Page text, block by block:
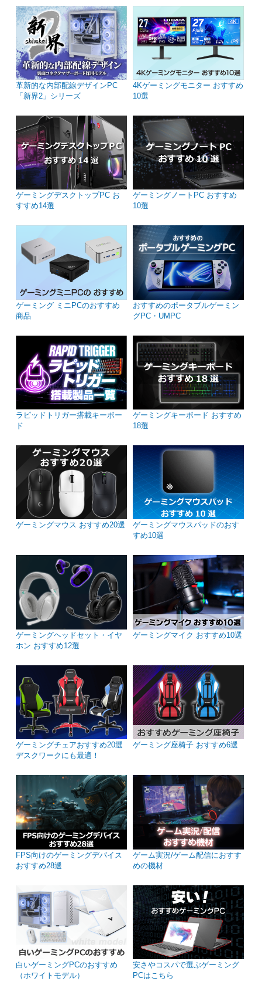
革新的な内部配線デザインPC
「新界2」シリーズ
4Kゲーミングモニター おすすめ
10選
ゲーミングデスクトップPC お
すすめ14選
ゲーミングノートPC おすすめ
10選
ゲーミング ミニPCのおすすめ
商品
おすすめのポータブルゲーミン
グPC・UMPC
ラピッドトリガー搭載キーボー
ド
ゲーミングキーボード おすすめ
18選
ゲーミングマウス おすすめ20選
ゲーミングマウスパッドのおす
すめ10選
ゲーミングヘッドセット・イヤ
ホン おすすめ12選
ゲーミングマイク おすすめ10選
ゲーミングチェアおすすめ20選
デスクワークにも最適！
ゲーミング座椅子 おすすめ6選
FPS向けのゲーミングデバイス
おすすめ28選
ゲーム実況/ゲーム配信におすす
めの機材
白いゲーミングPCのおすすめ
（ホワイトモデル）
安さやコスパで選ぶゲーミング
PCはこちら